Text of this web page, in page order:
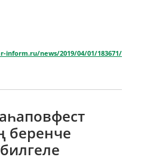
news/2019/04/01/183671/
беренче